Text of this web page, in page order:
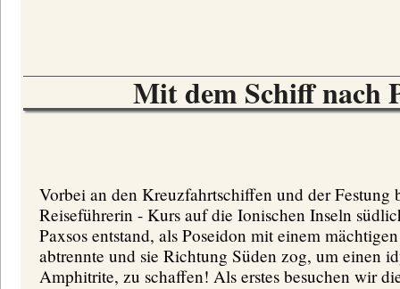
Mit dem Schiff nach
Vorbei an den Kreuzfahrtschiffen und der
Reiseführerin - Kurs auf die Ionischen Inseln
Paxsos entstand, als Poseidon mit einem
abtrennte und sie Richtung Süden zog, um einen
Amphitrite, zu schaffen! Als erstes besuchen wir